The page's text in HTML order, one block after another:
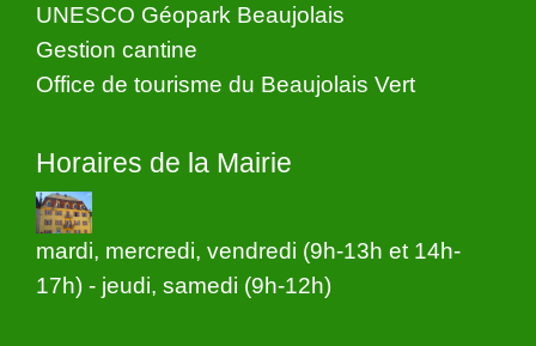
UNESCO Géopark Beaujolais
Gestion cantine
Office de tourisme du Beaujolais Vert
Horaires de la Mairie
mardi, mercredi, vendredi (9h-13h et 14h-
17h) - jeudi, samedi (9h-12h)